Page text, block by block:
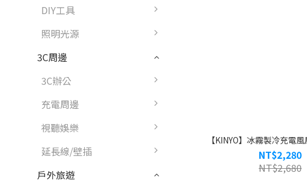
DIY工具
照明光源
3C周邊
3C辦公
充電周邊
視聽娛樂
延長線/壁插
戶外旅遊
【KINYO】冰霧製冷充電
NT$2,280
NT$2,680